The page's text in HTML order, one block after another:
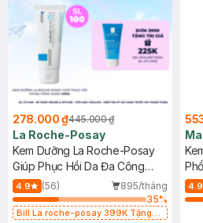
278.000 ₫445.000 ₫
La Roche-Posay
Kem Dưỡng La Roche-Posay
Giúp Phục Hồi Da Đa Công
Dụng 40ml
4.9 (56)
895/tháng
35%
Bill La roche-posay 399K Tặng
4.9